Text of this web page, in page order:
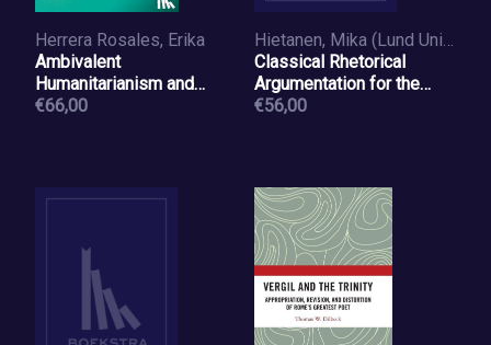
Herrera Rosales, Erika
Ambivalent
Humanitarianism and
Migration Control
€66,00
Hietanen, Mika (Lund University
Classical Rhetorical
Argumentation for the
Rhetorical Critic
€56,00